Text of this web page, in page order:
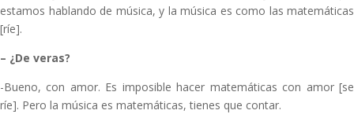
estamos hablando de música, y la música es como las matemáticas
[ríe].
– ¿De veras?
-Bueno, con amor. Es imposible hacer matemáticas con amor [se
ríe]. Pero la música es matemáticas, tienes que contar.